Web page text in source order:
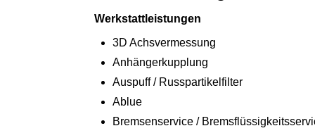
Werkstattleistungen
3D Achsvermessung
Anhängerkupplung
Auspuff / Russpartikelfilter
Ablue
Bremsenservice /